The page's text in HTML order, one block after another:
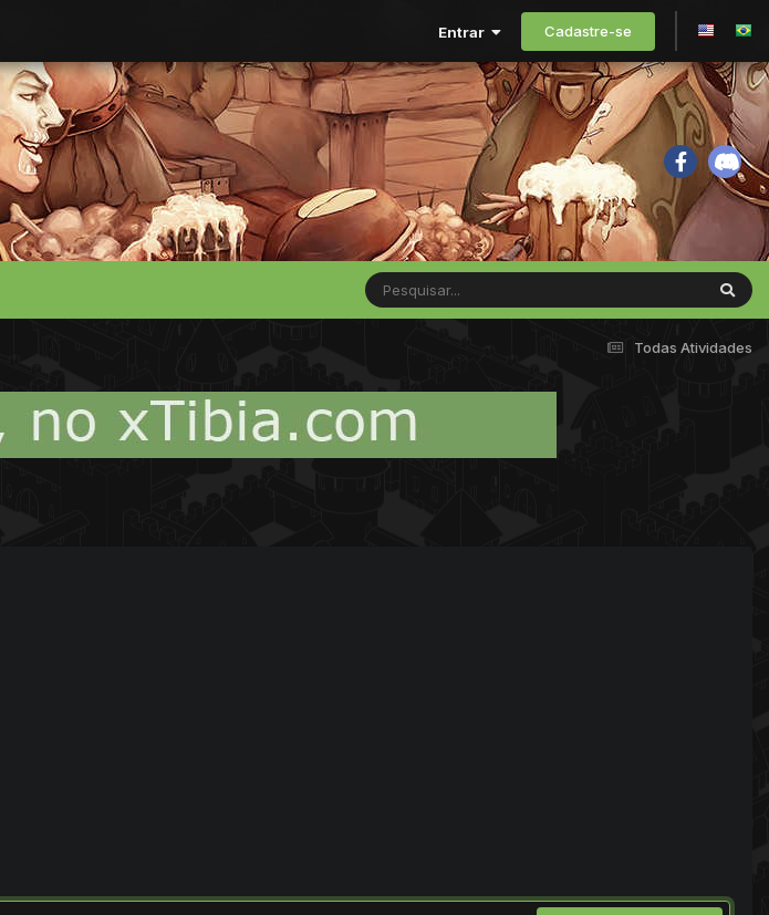
Entrar Cadastre-se
Todas Atividades